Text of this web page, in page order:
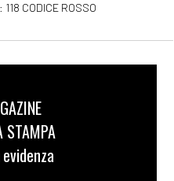
CODICE ROSSO
STAMPA